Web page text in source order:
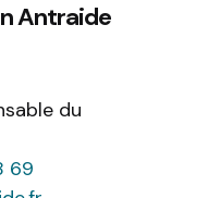
Antraide
du
69